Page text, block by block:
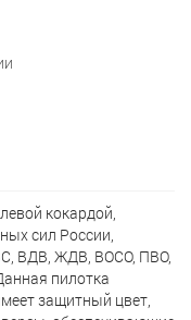
кокардой,
сил России,
ВДВ, ЖДВ, ВОСО, ПВО,
пилоткa
защитный цвет,